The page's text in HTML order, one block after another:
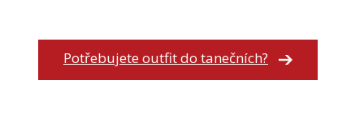
Potřebujete outfit do tanečních?